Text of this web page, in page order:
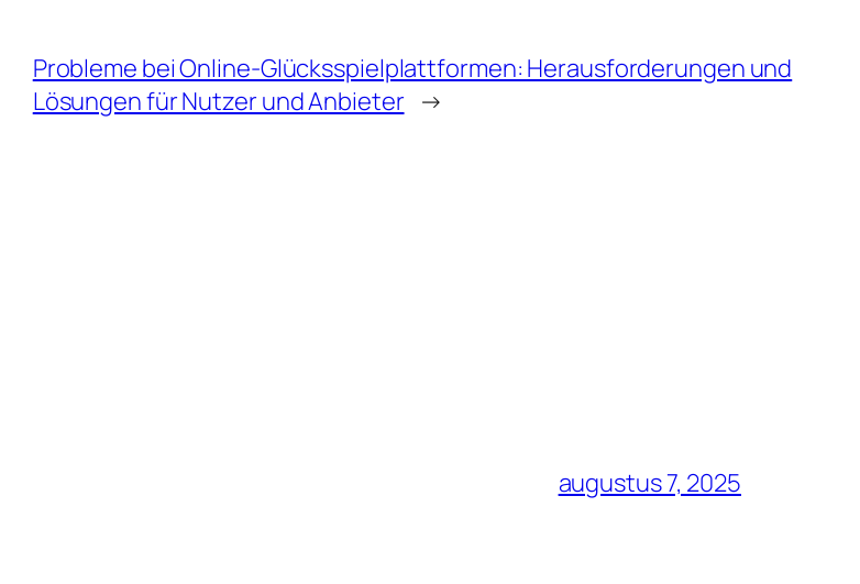
Probleme bei Online-Glücksspielplattformen: Herausforderungen und
Lösungen für Nutzer und Anbieter →
augustus 7, 2025